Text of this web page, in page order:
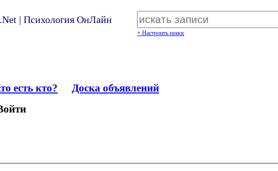
| Психология ОнЛайн
+ Настроить поиск
есть кто?
Доска объявлений